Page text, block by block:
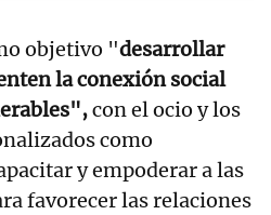
objetivo "desarrollar
la conexión social
con el ocio y los
como
y empoderar a las
favorecer las relaciones